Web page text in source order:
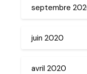
septembre
juin 2020
avril 2020